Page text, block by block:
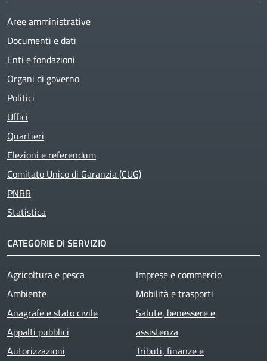
Aree amministrative
Documenti e dati
Enti e fondazioni
Organi di governo
Politici
Uffici
Quartieri
Elezioni e referendum
Comitato Unico di Garanzia (CUG)
PNRR
Statistica
CATEGORIE DI SERVIZIO
Agricoltura e pesca
Ambiente
Anagrafe e stato civile
Appalti pubblici
Autorizzazioni
Imprese e commercio
Mobilità e trasporti
Salute, benessere e
assistenza
Tributi, finanze e